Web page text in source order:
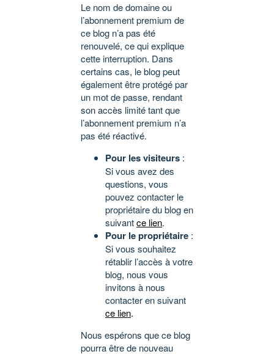
Le nom de domaine ou
l’abonnement premium de
ce blog n’a pas été
renouvelé, ce qui explique
cette interruption. Dans
certains cas, le blog peut
également être protégé par
un mot de passe, rendant
son accès limité tant que
l’abonnement premium n’a
pas été réactivé.
Pour les visiteurs :
Si vous avez des
questions, vous
pouvez contacter le
propriétaire du blog en
suivantce lien.
Pour le propriétaire :
Si vous souhaitez
rétablir l’accès à votre
blog, nous vous
invitons à nous
contacter en suivant
ce lien.
Nous espérons que ce blog
pourra être de nouveau